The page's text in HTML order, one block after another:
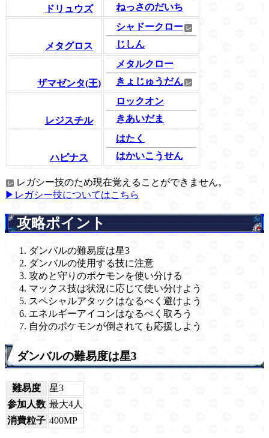
ドリュウズ
ねっさのだいち
メタグロス
シャドークロー
じしん
ザマゼンタ(王)
メタルクロー
きょじゅうだん
レジスチル
ロックオン
きあいだま
ハピナス
はたく
はかいこうせん
レガシー技のため現在覚えることができません。
▶レガシー技についてはこちら
攻略ポイント
ダンバルの難易度は星3
ダンバルの使用する技に注意
攻めと守りのポケモンを使い分ける
マックス技は状況に応じて使い分けよう
スペシャルアタックはなるべく避けよう
エネルギーアイコンはなるべく取ろう
自分のポケモンが倒されても応援しよう
ダンバルの難易度は星3
難易度
星3
参加人数 最大4人
消費粒子 400MP